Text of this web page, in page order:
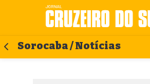
Sorocaba / Notícias